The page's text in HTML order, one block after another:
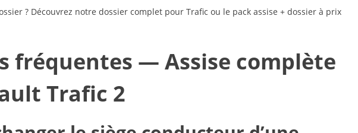
? Découvrez notre dossier complet pour Trafic ou le pack assise + dossier à prix
fréquentes — Assise complète
Trafic 2